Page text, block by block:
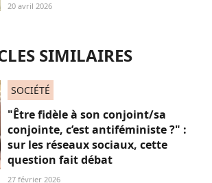
20 avril 2026
SIMILAIRES
SOCIÉTÉ
"Être fidèle à son conjoint/sa
conjointe, c’est antiféministe ?" :
sur les réseaux sociaux, cette
question fait débat
27 février 2026